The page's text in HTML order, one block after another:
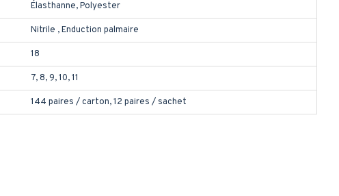
Élasthanne, Polyester
Nitrile , Enduction palmaire
18
7, 8, 9, 10, 11
144 paires / carton, 12 paires / sachet